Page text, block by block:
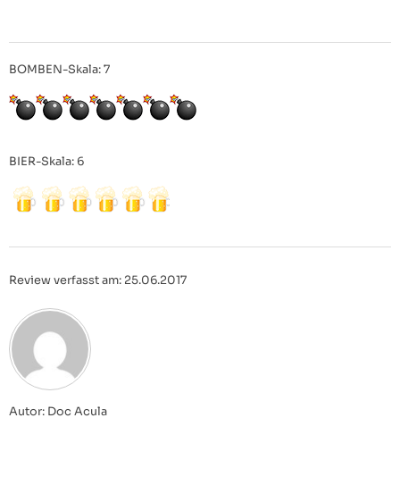
BOMBEN-Skala: 7
BIER-Skala: 6
Review verfasst am: 25.06.2017
Autor: Doc Acula